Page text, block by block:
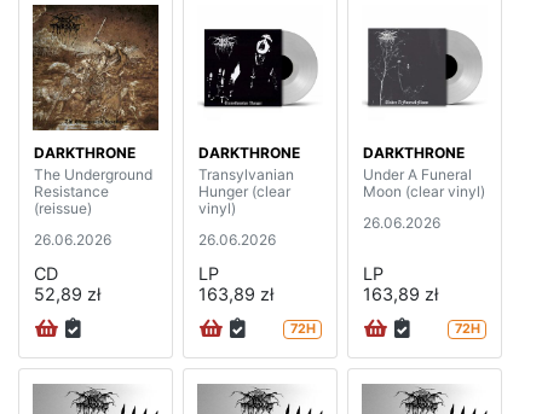
DARKTHRONE
The Underground
Resistance
(reissue)
26.06.2026
CD
52,89 zł
DARKTHRONE
Transylvanian
Hunger (clear
vinyl)
26.06.2026
LP
163,89 zł
72H
DARKTHRONE
Under A Funeral
Moon (clear vinyl)
26.06.2026
LP
163,89 zł
72H